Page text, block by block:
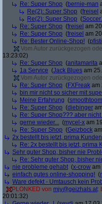
Re: Super Shop (bernie-man
Re(2): Super Shop (freisel
Re(2): Super Shop (
Re: Super Shop (freisel am
Re: Super Shop (freisel am
Re: Bester Online-Shop! (
Vom Autor zurückgezogen
13:23:02)
Re: Super Shop (anitamarita
1a Service (Jack Blues am
Vom Autor zurückgezogen
Re: Super Shop (FXFreak am
bin mir nicht so sicher mit
Meine Erfahrung (smoothtoom
Re: Super Shop (diebinger
Re: Super Shop??? aber
gerne wieder... (mycel-x am
Re: Super Shop (Geizbock
2x bestellt bis jetzt, prima
Re: 2x bestellt bis jetzt, prima
Sehr guter Shop, bisher nie
Re: Sehr guter Shop, bisher
nie probleme gehabt (x-crow am
einfach gutes online-shopping! (
Ware defekt - Umtausch kein
PLONKED von mjy@geizhals.at:
20:01:32)